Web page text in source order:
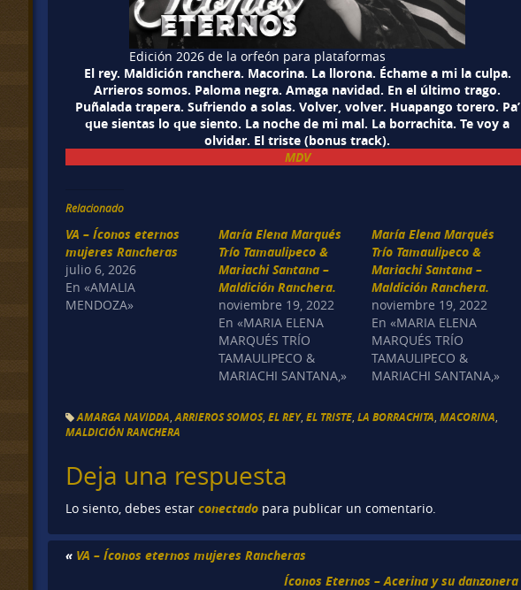
Edición 2026 de la orfeón para plataformas
El rey. Maldición ranchera. Macorina. La llorona. Échame a mi la culpa.
Arrieros somos. Paloma negra. Amaga navidad. En el último trago.
Puñalada trapera. Sufriendo a solas. Volver, volver. Huapango torero. Pa’
que sientas lo que siento. La noche de mi mal. La borrachita. Te voy a
olvidar. El triste (bonus track).
MDV
Relacionado
VA – Íconos eternos
mujeres Rancheras
julio 6, 2026
En «AMALIA
MENDOZA»
María Elena Marqués
Trío Tamaulipeco &
Mariachi Santana –
Maldición Ranchera.
noviembre 19, 2022
En «MARIA ELENA
MARQUÉS TRÍO
TAMAULIPECO &
MARIACHI SANTANA,»
María Elena Marqués
Trío Tamaulipeco &
Mariachi Santana –
Maldición Ranchera.
noviembre 19, 2022
En «MARIA ELENA
MARQUÉS TRÍO
TAMAULIPECO &
MARIACHI SANTANA,»
AMARGA NAVIDDA ,ARRIEROS SOMOS,EL REY,EL TRISTE ,LA BORRACHITA ,MACORINA
MALDICIÓN RANCHERA
Deja una respuesta
Lo siento, debes estarconectado para publicar un comentario.
« VA – Íconos eternos mujeres Rancheras
Íconos Eternos – Acerina y su danzonera